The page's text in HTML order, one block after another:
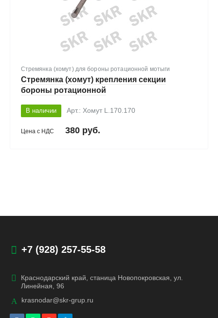
Стремянка (хомут) для бороны ротационной мотыги
Стремянка (хомут) крепления секции
бороны ротационной
В наличии Арт.: Хомут L.170.170
Цена с НДС 380 руб.
+7 (928) 257-55-58
Краснодарский край, станица Новопокровская, ул.
Линейная, 96
krasnodar@skr-grup.ru